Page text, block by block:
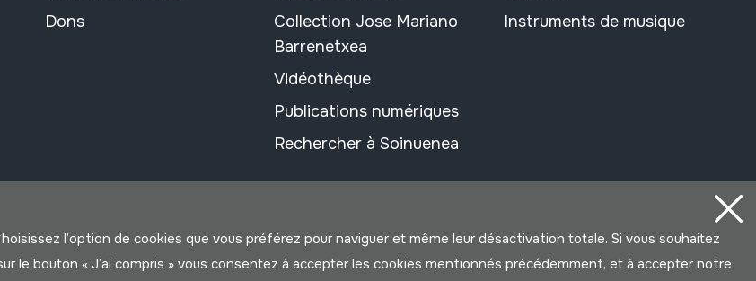
Dons
Collection Jose Mariano
Barrenetxea
Vidéothèque
Publications numériques
Rechercher à Soinuenea
Instruments de musique
l’option de cookies que vous préférez pour naviguer et même leur désactivation totale. Si vous souhaitez
le bouton « J’ai compris » vous consentez à accepter les cookies mentionnés précédemment, et à accepter notre